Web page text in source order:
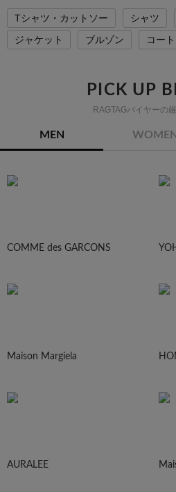
Tシャツ・カットソー シャツ
ジャケット
ブルゾン コート
PICK UP
RAGTAGバイヤーの
MEN WOMEN
COMME des GARCONS
Maison Margiela
AURALEE